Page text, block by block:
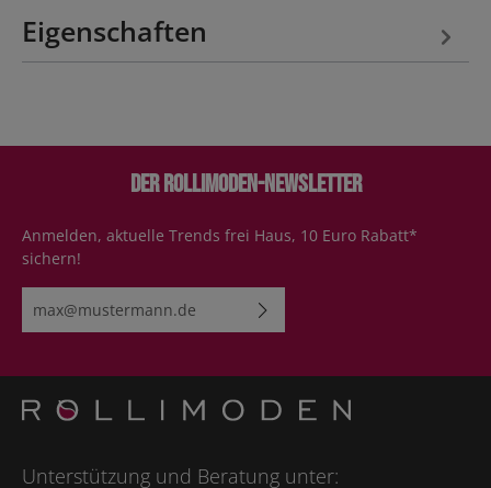
Eigenschaften
Der Rollimoden-Newsletter
Anmelden, aktuelle Trends frei Haus, 10 Euro Rabatt*
sichern!
Bitte geben Sie die abgebildeten Zeichen ein*
Unterstützung und Beratung unter: